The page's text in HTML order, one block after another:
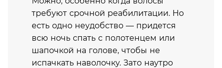
требуют срочной реабилитации. Но
есть одно неудобство — придется
всю ночь спать с полотенцем или
шапочкой на голове, чтобы не
испачкать наволочку. Зато наутро